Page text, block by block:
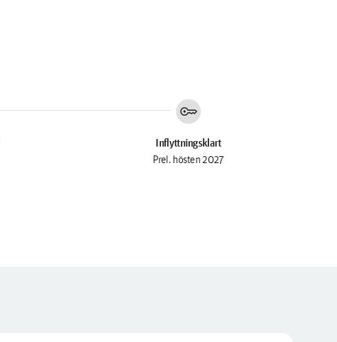
key
Inflyttningsklart
Prel. hösten 2027